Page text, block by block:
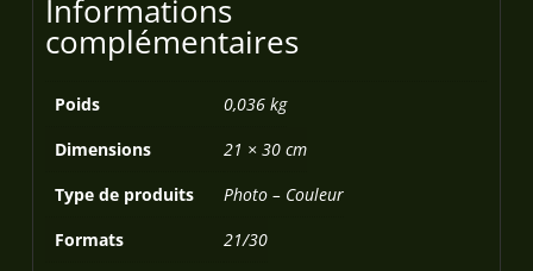
Informations
complémentaires
Poids
0,036 kg
Dimensions
21 × 30 cm
Type de produits
Photo – Couleur
Formats
21/30